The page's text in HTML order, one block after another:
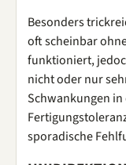
Besonders
oft scheinbar
funktioniert,
nicht oder nur
Schwankungen
sporadische